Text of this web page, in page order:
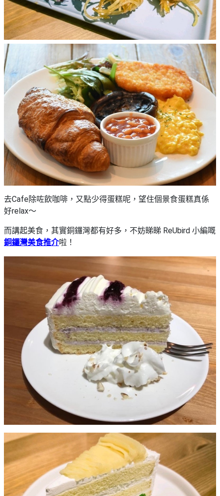
去Cafe除咗飲咖啡，又點少得蛋糕呢，望住個景食蛋糕真係
好relax～
而講起美食，其實銅鑼灣都有好多，不妨睇睇 ReUbird 小編嘅
銅鑼灣美食推介啦！